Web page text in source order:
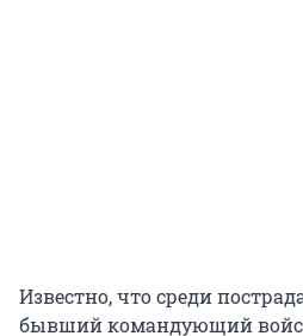
Известно, что среди
бывший командующий